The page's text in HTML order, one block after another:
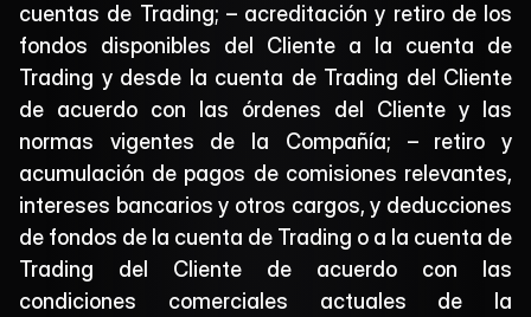
cuentas de Trading; – acreditación y retiro de los
fondos disponibles del Cliente a la cuenta de
Trading y desde la cuenta de Trading del Cliente
de acuerdo con las órdenes del Cliente y las
normas vigentes de la Compañía; – retiro y
acumulación de pagos de comisiones relevantes,
intereses bancarios y otros cargos, y deducciones
de fondos de la cuenta de Trading o a la cuenta de
Trading del Cliente de acuerdo con las
condiciones comerciales actuales de la